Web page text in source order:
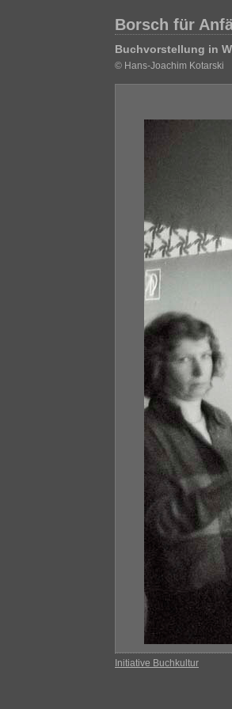
Borsch für
Buchvorstellung in
© Hans-Joachim Kotarski
Initiative Buchkultur